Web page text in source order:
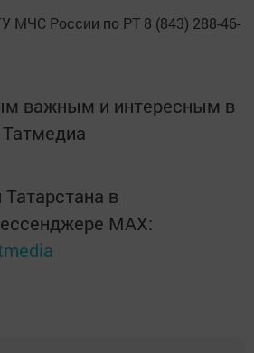
МЧС России по РТ 8 (843) 288-46-
важным и интересным в
Татмедиа
в
MАХ: